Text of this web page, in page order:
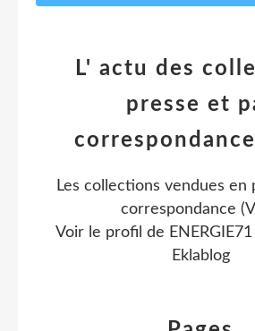
L' actu des
presse et
Les collections vendues en
correspondance
Voir le profil de ENERGIE71
Eklablog